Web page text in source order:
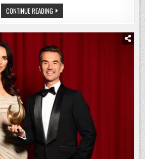
CONTINUE READING+++
ACHTUNG
SPERRFRIST
(PRINT,
UND
ONLINE):
18.00
UHR
+++
/
ARD-
DEUTSCHLANDTREND:
MEHRHEIT
ERWARTET
VON
KABINETTSUMBILDUNG
KEINE
VERBESSERUNG